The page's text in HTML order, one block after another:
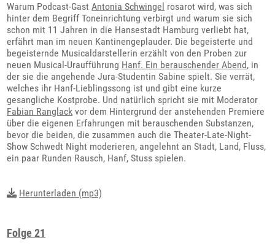
Warum Podcast-GastAntonia Schwingel rosarot wird, was sich
hinter dem Begriff Toneinrichtung verbirgt und warum sie sich
schon mit 11 Jahren in die Hansestadt Hamburg verliebt hat,
erfährt man im neuen Kantinengeplauder. Die begeisterte und
begeisternde Musicaldarstellerin erzählt von den Proben zur
neuen Musical-Uraufführung Hanf. Ein berauschender Abend, in
der sie die angehende Jura-Studentin Sabine spielt. Sie verrät,
welches ihr Hanf-Lieblingssong ist und gibt eine kurze
gesangliche Kostprobe. Und natürlich spricht sie mit Moderator
Fabian Ranglack vor dem Hintergrund der anstehenden Premiere
über die eigenen Erfahrungen mit berauschenden Substanzen,
bevor die beiden, die zusammen auch die Theater-Late-Night-
Show Schwedt Night moderieren, angelehnt an Stadt, Land, Fluss,
ein paar Runden Rausch, Hanf, Stuss spielen.
Herunterladen (mp3)
Folge 21